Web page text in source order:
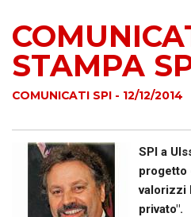
SEGRETERIA
SEDI
CONTATTI
STAMPA
COMUNICATI SPI - 12/12/2014
SPI a
progetto
valorizzi
privato".